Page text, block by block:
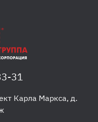
31
Карла Маркса, д.